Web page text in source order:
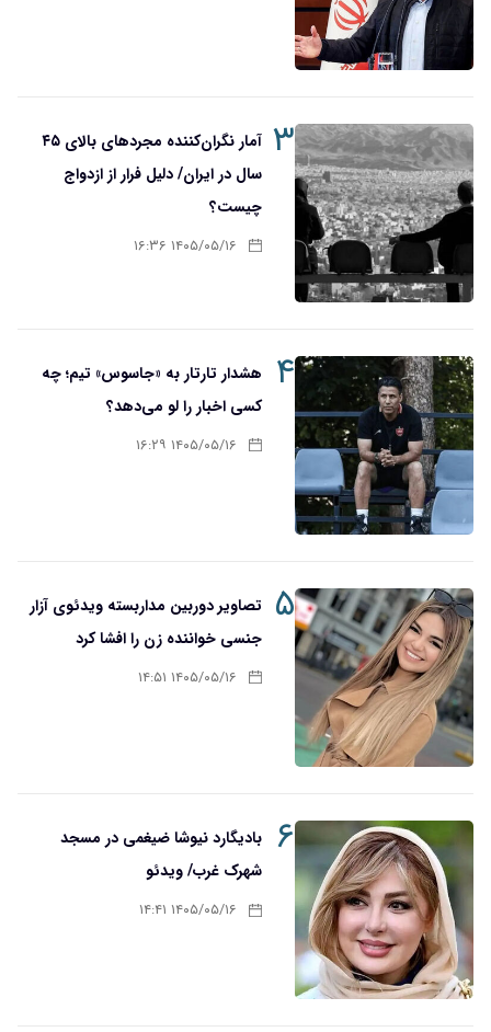
۳
آمار نگران‌کننده مجردهای بالای ۴۵
سال در ایران/ دلیل فرار از ازدواج
چیست؟
۱۴۰۵/۰۵/۱۶ ۱۶:۳۶
۴
هشدار تارتار به «جاسوس» تیم؛ چه
کسی اخبار را لو می‌دهد؟
۱۴۰۵/۰۵/۱۶ ۱۶:۲۹
۵
تصاویر دوربین مداربسته ویدئوی آزار
جنسی خواننده زن را افشا کرد
۱۴۰۵/۰۵/۱۶ ۱۴:۵۱
۶
بادیگارد نیوشا ضیغمی در مسجد
شهرک غرب/ ویدئو
۱۴۰۵/۰۵/۱۶ ۱۴:۴۱